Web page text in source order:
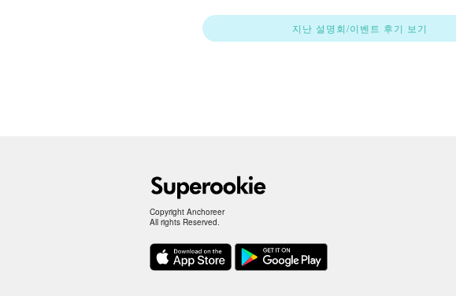
지난 설명회/이벤트 후기 보기
Copyright Anchoreer
All rights Reserved.